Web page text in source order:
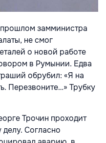
замминистра
не смог
о новой работе
в Румынии. Едва
обрубил: «Я на
Перезвоните…» Трубку
Трочин проходит
Согласно